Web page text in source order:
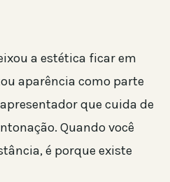
a estética ficar em
aparência como parte
que cuida de
Quando você
é porque existe